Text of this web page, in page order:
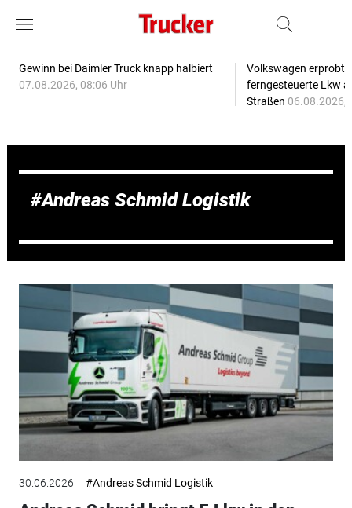
Gewinn bei Daimler Truck knapp halbiert
07.08.2026, 08:06 Uhr
Volkswagen erprobt
ferngesteuerte Lkw
Straßen 06.08.2026,
Andreas Schmid Logistik
30.06.2026 #Andreas Schmid Logistik